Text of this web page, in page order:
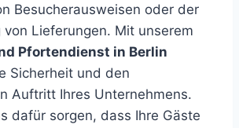
Besucherausweisen oder der
Lieferungen. Mit unserem
Pfortendienst in Berlin
Sicherheit und den
Auftritt Ihres Unternehmens.
dafür sorgen, dass Ihre Gäste